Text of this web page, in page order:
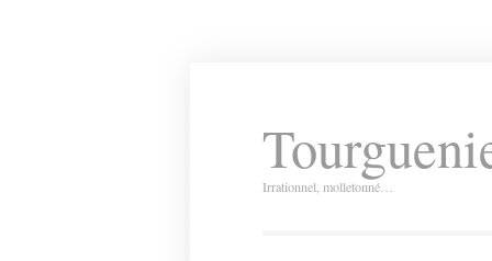
Irrationnel, molletonné…